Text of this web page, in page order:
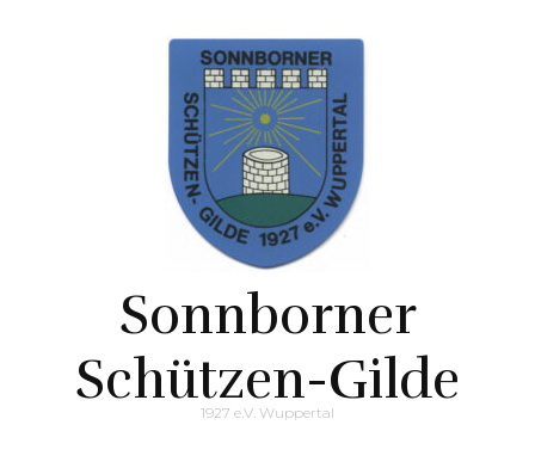
Sonnborner
Schützen-Gilde
1927 e.V. Wuppertal